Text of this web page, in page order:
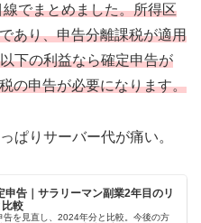
でまとめました。所得区
あり、申告分離課税が適用
下の利益なら確定申告が
の申告が必要になります。
ぱりサーバー代が痛い。
申告｜サラリーマン副業2年目のリ
較
告を見直し、2024年分と比較。今後の方